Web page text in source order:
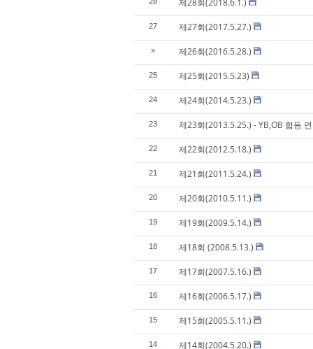
제28회(2018.6.1.)
27 제27회(2017.5.27.)
» 제26회(2016.5.28.)
25 제25회(2015.5.23)
24 제24회(2014.5.23.)
23 제23회(2013.5.25.) - YB,OB 합동
22 제22회(2012.5.18.)
21 제21회(2011.5.24.)
20 제20회(2010.5.11.)
19 제19회(2009.5.14.)
18 제18회 (2008.5.13.)
17 제17회(2007.5.16.)
16 제16회(2006.5.17.)
15 제15회(2005.5.11.)
14 제14회(2004.5.20.)